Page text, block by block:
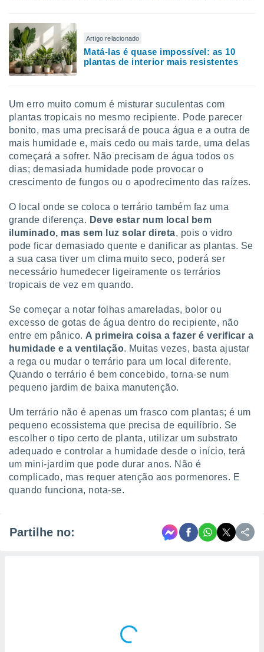
Artigo relacionado
Matá-las é quase impossível: as 10
plantas de interior mais resistentes
Um erro muito comum é misturar suculentas com
plantas tropicais no mesmo recipiente. Pode parecer
bonito, mas uma precisará de pouca água e a outra de
mais humidade e, mais cedo ou mais tarde, uma delas
começará a sofrer. Não precisam de água todos os
dias; demasiada humidade pode provocar o
crescimento de fungos ou o apodrecimento das raízes.
O local onde se coloca o terrário também faz uma
grande diferença. Deve estar num local bem
iluminado, mas sem luz solar direta, pois o vidro
pode ficar demasiado quente e danificar as plantas. Se
a sua casa tiver um clima muito seco, poderá ser
necessário humedecer ligeiramente os terrários
tropicais de vez em quando.
Se começar a notar folhas amareladas, bolor ou
excesso de gotas de água dentro do recipiente, não
entre em pânico. A primeira coisa a fazer é verificar a
humidade e a ventilação. Muitas vezes, basta ajustar
a rega ou mudar o terrário para um local diferente.
Quando o terrário é bem concebido, torna-se num
pequeno jardim de baixa manutenção.
Um terrário não é apenas um frasco com plantas; é um
pequeno ecossistema que precisa de equilíbrio. Se
escolher o tipo certo de planta, utilizar um substrato
adequado e controlar a humidade desde o início, terá
um mini-jardim que pode durar anos. Não é
complicado, mas requer atenção aos pormenores. E
quando funciona, nota-se.
Partilhe no: